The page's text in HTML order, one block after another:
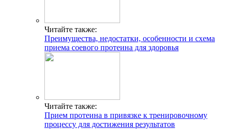
Читайте также:
Преимущества, недостатки, особенности и схема
приема соевого протеина для здоровья
Читайте также:
Прием протеина в привязке к тренировочному
процессу для достижения результатов